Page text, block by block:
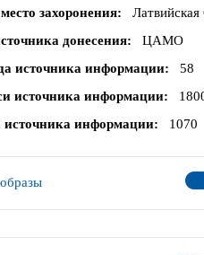
захоронения
донесения
ЦАМО
источника информации
58
источника информации
источника информации
1070